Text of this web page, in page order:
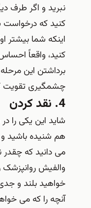
نبرید و اگر طرف
کنید که
اینکه شما بیشتر
کنید، واقعاً
برداشتن این
چشمگیری تقویت
4. نقد کردن
شاید این یکی را
هم شنیده باشید
می دانید که چقدر
والفیش روانپزشک
خواهید بلند و
آنچه را که می